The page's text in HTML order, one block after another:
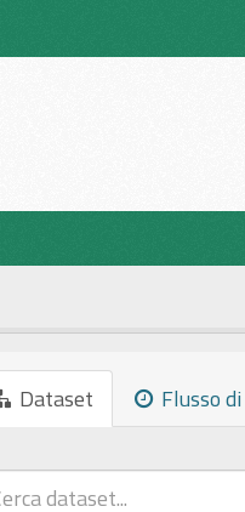
Dataset Flusso